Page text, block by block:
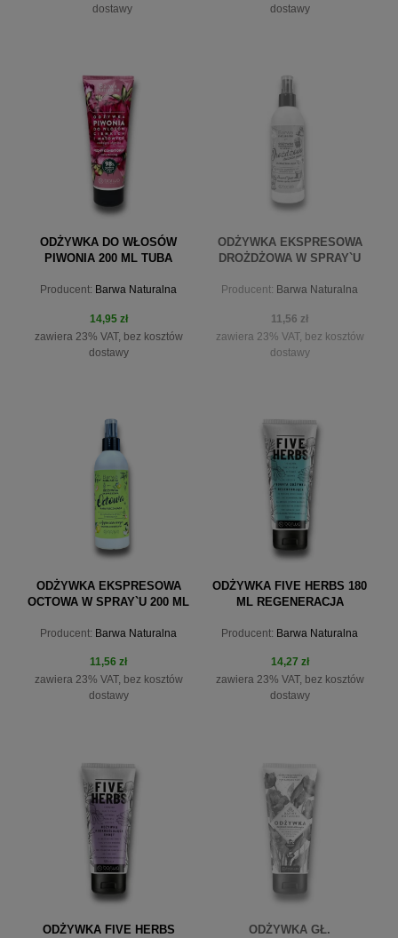
dostawy
do koszyka
dostawy
do koszyka
ODŻYWKA DO WŁOSÓW
PIWONIA 200 ML TUBA
Producent: Barwa Naturalna
14,95 zł
zawiera 23% VAT, bez kosztów
dostawy
do koszyka
ODŻYWKA EKSPRESOWA
DROŻDŻOWA W SPRAY`U
Producent: Barwa Naturalna
11,56 zł
zawiera 23% VAT, bez kosztów
dostawy
powiadom o dostępności
ODŻYWKA EKSPRESOWA
OCTOWA W SPRAY`U 200 ML
Producent: Barwa Naturalna
11,56 zł
zawiera 23% VAT, bez kosztów
dostawy
do koszyka
ODŻYWKA FIVE HERBS 180
ML REGENERACJA
Producent: Barwa Naturalna
14,27 zł
zawiera 23% VAT, bez kosztów
dostawy
do koszyka
ODŻYWKA FIVE HERBS
ODŻYWKA GŁ.